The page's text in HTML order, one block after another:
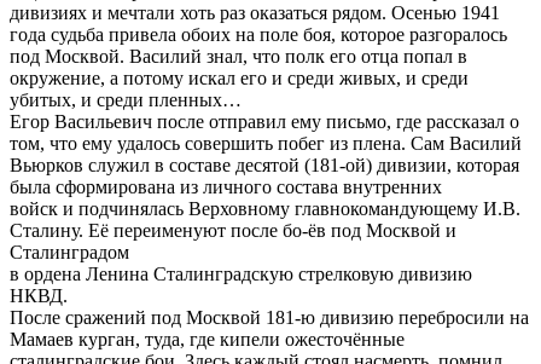
дивизиях и мечтали хоть раз оказаться рядом. Осенью 1941
года судьба привела обоих на поле боя, которое разгоралось
под Москвой. Василий знал, что полк его отца попал в
окружение, а потому искал его и среди живых, и среди
убитых, и среди пленных…
Егор Васильевич после отправил ему письмо, где рассказал о
том, что ему удалось совершить побег из плена. Сам Василий
Вьюрков служил в составе десятой (181-ой) дивизии, которая
была сформирована из личного состава внутренних
войск и подчинялась Верховному главнокомандующему И.В.
Сталину. Её переименуют после бо-ёв под Москвой и
Сталинградом
в ордена Ленина Сталинградскую стрелковую дивизию
НКВД.
После сражений под Москвой 181-ю дивизию перебросили на
Мамаев курган, туда, где кипели ожесточённые